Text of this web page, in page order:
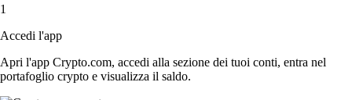
1
Accedi l'app
Apri l'app Crypto.com, accedi alla sezione dei tuoi conti, entra nel
portafoglio crypto e visualizza il saldo.